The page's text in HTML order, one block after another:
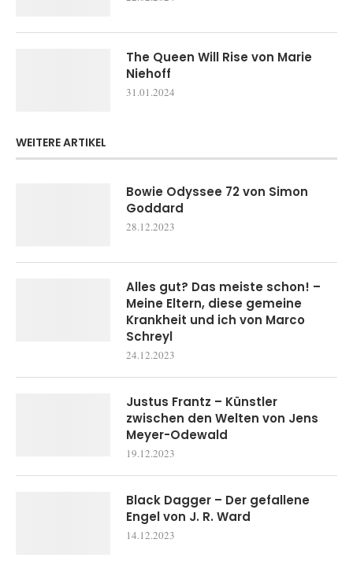
The Queen Will Rise von Marie
Niehoff
31.01.2024
WEITERE ARTIKEL
Bowie Odyssee 72 von Simon
Goddard
28.12.2023
Alles gut? Das meiste schon! –
Meine Eltern, diese gemeine
Krankheit und ich von Marco
Schreyl
24.12.2023
Justus Frantz – Künstler
zwischen den Welten von Jens
Meyer-Odewald
19.12.2023
Black Dagger – Der gefallene
Engel von J. R. Ward
14.12.2023